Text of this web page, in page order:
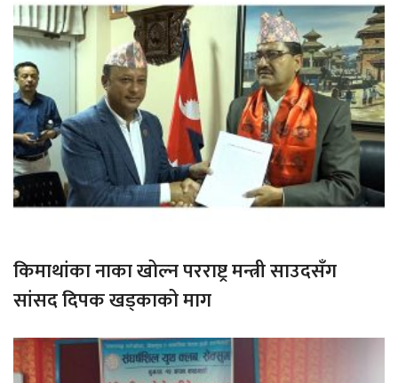
किमाथांका नाका खोल्न परराष्ट्र मन्त्री साउदसँग
सांसद दिपक खड्काको माग